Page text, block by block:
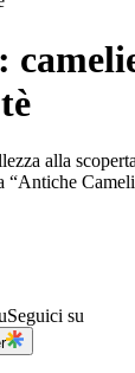
alla
“Antiche
Seguici su